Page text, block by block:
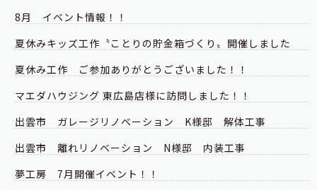
8月 イベント情報！！
夏休みキッズ工作〝ことりの貯金箱づくり〟開催しました
夏休み工作 ご参加ありがとうございました！！
マエダハウジング 東広島店様に訪問しました！！
出雲市 ガレージリノベーション K様邸 解体工事
出雲市 離れリノベーション N様邸 内装工事
夢工房 7月開催イベント！！